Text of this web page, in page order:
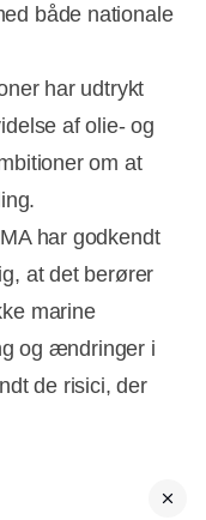
både nationale
har udtrykt
af olie- og
om at
har godkendt
at det berører
marine
og ændringer i
de risici, der